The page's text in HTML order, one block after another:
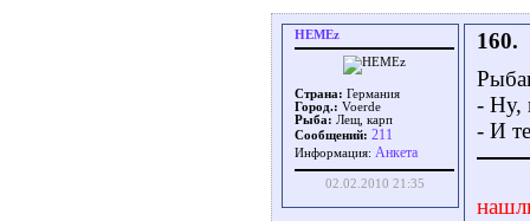
HEMEz
Страна: Германия
Город.: Voerde
Рыба: Лещ, карп
Сообщений: 211
Информация: Aнкета
02.02.2010 21:35
160.
- Ну,
- И